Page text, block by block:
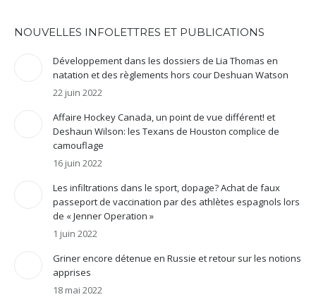
NOUVELLES INFOLETTRES ET PUBLICATIONS
Développement dans les dossiers de Lia Thomas en
natation et des règlements hors cour Deshuan Watson
22 juin 2022
Affaire Hockey Canada, un point de vue différent! et
Deshaun Wilson: les Texans de Houston complice de
camouflage
16 juin 2022
Les infiltrations dans le sport, dopage? Achat de faux
passeport de vaccination par des athlètes espagnols lors
de « Jenner Operation »
1 juin 2022
Griner encore détenue en Russie et retour sur les notions
apprises
18 mai 2022